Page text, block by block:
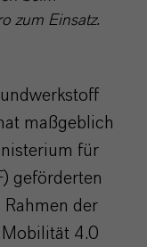
zum Einsatz.
maßgeblich
für
geförderten
Rahmen der
4.0